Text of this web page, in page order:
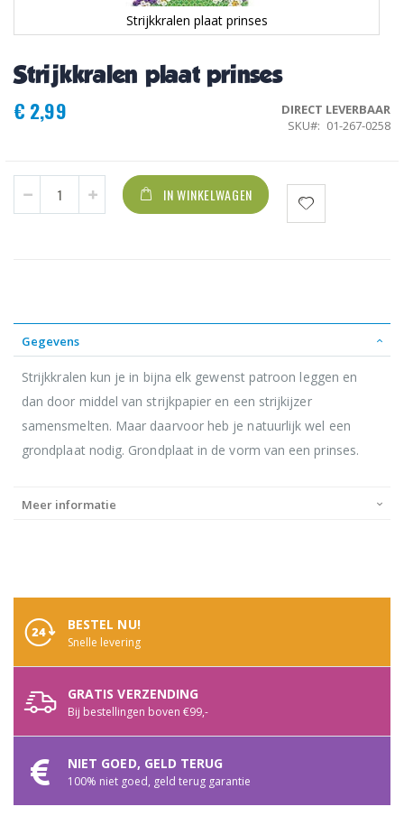
Strijkkralen plaat prinses
€ 2,99
DIRECT LEVERBAAR
SKU
01-267-0258
IN WINKELWAGEN
Strijkkralen plaat prinses
het
van
de
Gegevens
Strijkkralen kun je in bijna elk gewenst patroon leggen en
dan door middel van strijkpapier en een strijkijzer
samensmelten. Maar daarvoor heb je natuurlijk wel een
grondplaat nodig. Grondplaat in de vorm van een prinses.
Meer informatie
BESTEL NU!
Snelle levering
GRATIS VERZENDING
Bij bestellingen boven €99,-
NIET GOED, GELD TERUG
100% niet goed, geld terug garantie